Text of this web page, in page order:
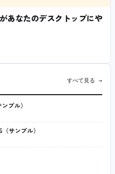
あなたのデスクトップにや
すべて見る →
プル）
サンプル）